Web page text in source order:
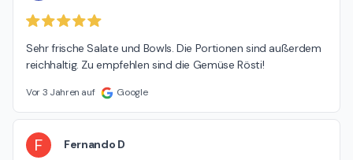
Sehr frische Salate und Bowls. Die Portionen sind außerdem
reichhaltig. Zu empfehlen sind die Gemüse Rösti!
Vor 3 Jahren auf Google
F Fernando D